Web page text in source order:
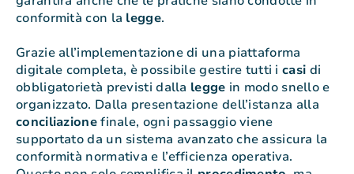
conformità con la legge.
Grazie all’implementazione di una piattaforma
digitale completa, è possibile gestire tutti icasi di
obbligatorietà previsti dalla legge in modo snello e
organizzato. Dalla presentazione dell’istanza alla
conciliazionefinale, ogni passaggio viene
supportato da un sistema avanzato che assicura la
conformità normativa e l’efficienza operativa.